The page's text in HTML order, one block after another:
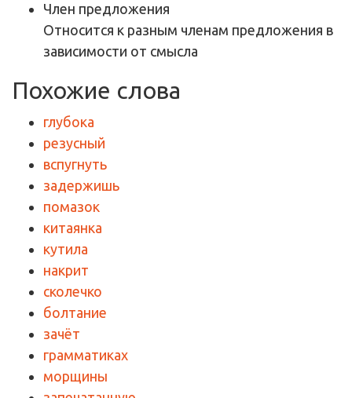
Член предложения
Относится к разным членам предложения в
зависимости от смысла
Похожие слова
глубока
резусный
вспугнуть
задержишь
помазок
китаянка
кутила
накрит
сколечко
болтание
зачёт
грамматиках
морщины